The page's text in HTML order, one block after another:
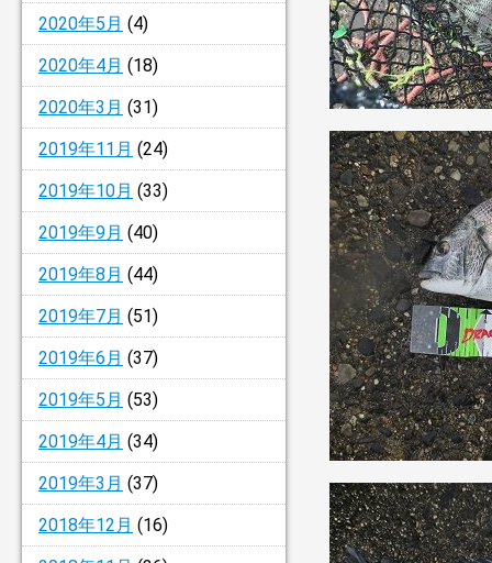
2020年5月 (4)
2020年4月 (18)
2020年3月 (31)
2019年11月 (24)
2019年10月 (33)
2019年9月 (40)
2019年8月 (44)
2019年7月 (51)
2019年6月 (37)
2019年5月 (53)
2019年4月 (34)
2019年3月 (37)
2018年12月 (16)